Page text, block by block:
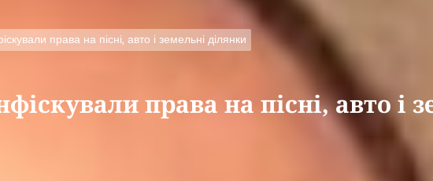
права на пісні, авто і земельні ділянки
права на пісні, авто і